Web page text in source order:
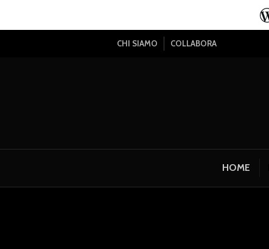
CHI SIAMO COLLABORA
HOME